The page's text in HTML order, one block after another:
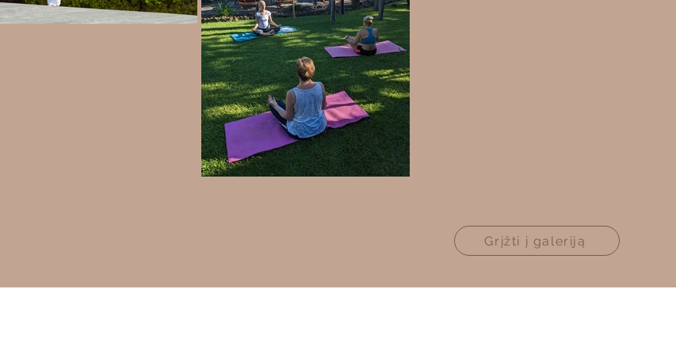
Grįžti į galeriją